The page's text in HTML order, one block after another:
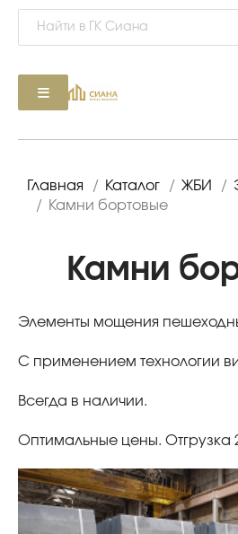
Главная / Каталог / ЖБИ /
/
Камни бортовые
Камни
Элементы мощения
С применением технологии
Всегда в наличии.
Оптимальные цены. Отгрузка